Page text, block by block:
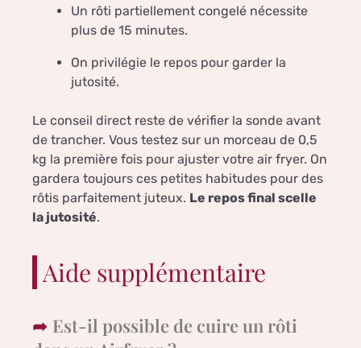
Un rôti partiellement congelé nécessite
plus de 15 minutes.
On privilégie le repos pour garder la
jutosité.
Le conseil direct reste de vérifier la sonde avant
de trancher. Vous testez sur un morceau de 0,5
kg la première fois pour ajuster votre air fryer. On
gardera toujours ces petites habitudes pour des
rôtis parfaitement juteux. Le repos final scelle
la jutosité.
Aide supplémentaire
Est-il possible de cuire un rôti